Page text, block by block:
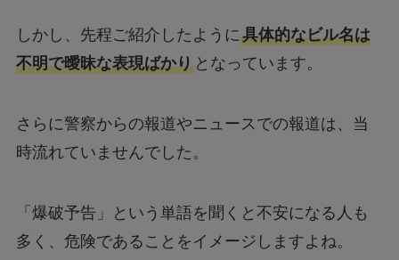
しかし、先程ご紹介したように具体的なビル名は
不明で曖昧な表現ばかりとなっています。
さらに警察からの報道やニュースでの報道は、当
時流れていませんでした。
「爆破予告」という単語を聞くと不安になる人も
多く、危険であることをイメージしますよね。